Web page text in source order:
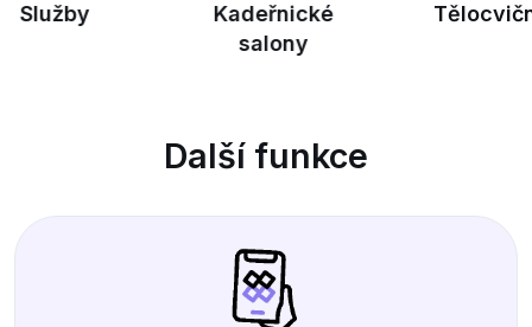
Kadeřnické
Tělocvičny
Další funkce